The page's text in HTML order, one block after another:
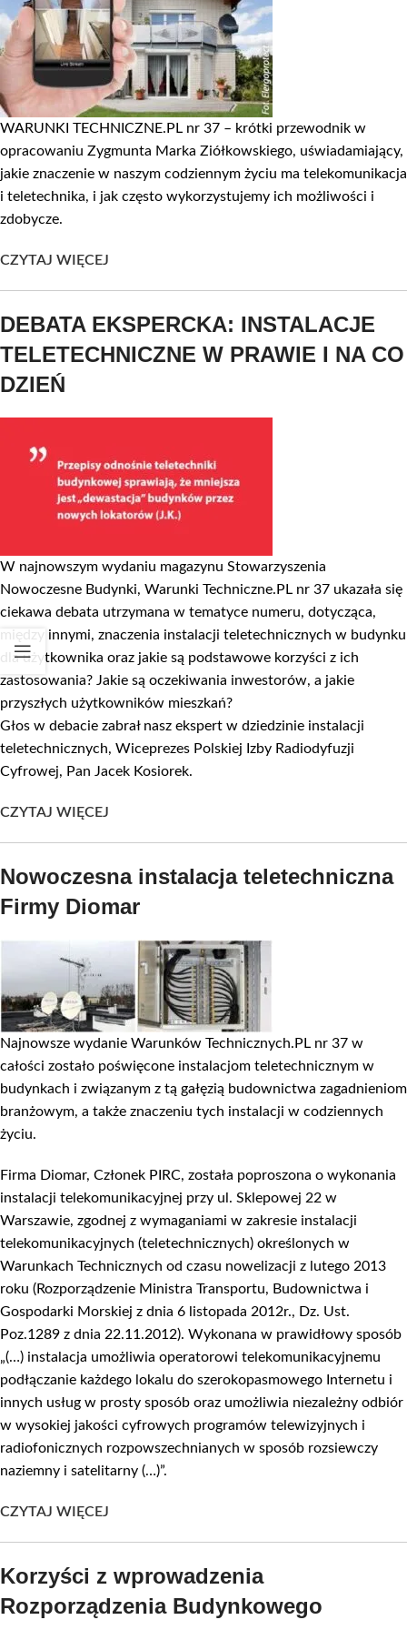
WARUNKI TECHNICZNE.PL nr 37 – krótki przewodnik w
opracowaniu Zygmunta Marka Ziółkowskiego, uświadamiający,
jakie znaczenie w naszym codziennym życiu ma telekomunikacja
i teletechnika, i jak często wykorzystujemy ich możliwości i
zdobycze.
CZYTAJ WIĘCEJ
DEBATA EKSPERCKA: INSTALACJE
TELETECHNICZNE W PRAWIE I NA CO
DZIEŃ
W najnowszym wydaniu magazynu Stowarzyszenia
Nowoczesne Budynki, Warunki Techniczne.PL nr 37 ukazała się
ciekawa debata utrzymana w tematyce numeru, dotycząca,
między innymi, znaczenia instalacji teletechnicznych w budynku
dla użytkownika oraz jakie są podstawowe korzyści z ich
zastosowania? Jakie są oczekiwania inwestorów, a jakie
przyszłych użytkowników mieszkań?
Głos w debacie zabrał nasz ekspert w dziedzinie instalacji
teletechnicznych, Wiceprezes Polskiej Izby Radiodyfuzji
Cyfrowej, Pan Jacek Kosiorek.
CZYTAJ WIĘCEJ
Nowoczesna instalacja teletechniczna
Firmy Diomar
Najnowsze wydanie Warunków Technicznych.PL nr 37 w
całości zostało poświęcone instalacjom teletechnicznym w
budynkach i związanym z tą gałęzią budownictwa zagadnieniom
branżowym, a także znaczeniu tych instalacji w codziennych
życiu.
Firma Diomar, Członek PIRC, została poproszona o wykonania
instalacji telekomunikacyjnej przy ul. Sklepowej 22 w
Warszawie, zgodnej z wymaganiami w zakresie instalacji
telekomunikacyjnych (teletechnicznych) określonych w
Warunkach Technicznych od czasu nowelizacji z lutego 2013
roku (Rozporządzenie Ministra Transportu, Budownictwa i
Gospodarki Morskiej z dnia 6 listopada 2012r., Dz. Ust.
Poz.1289 z dnia 22.11.2012). Wykonana w prawidłowy sposób
„(…) instalacja umożliwia operatorowi telekomunikacyjnemu
podłączanie każdego lokalu do szerokopasmowego Internetu i
innych usług w prosty sposób oraz umożliwia niezależny odbiór
w wysokiej jakości cyfrowych programów telewizyjnych i
radiofonicznych rozpowszechnianych w sposób rozsiewczy
naziemny i satelitarny (…)”.
CZYTAJ WIĘCEJ
Korzyści z wprowadzenia
Rozporządzenia Budynkowego